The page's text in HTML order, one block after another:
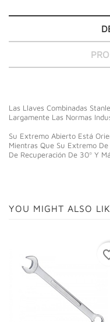
Las Llaves Combinadas
Largamente Las Normas
Su Extremo Abierto Está
Mientras Que Su Extremo
De Recuperación De 30º Y
YOU MIGHT ALSO